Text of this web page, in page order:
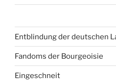
Entblindung der deutschen
Fandoms der Bourgeoisie
Eingeschneit